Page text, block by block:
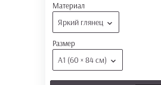
Материал
Яркий глянец
Размер
А1 (60 × 84 см)